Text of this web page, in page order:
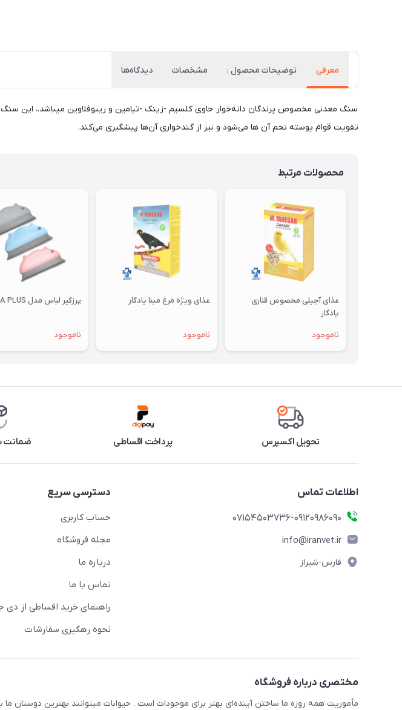
معرفی توضیحات محصول : مشخصات دیدگاه‌ها
سنگ معدنی مخصوص پرندگان دانه‌خوار حاوی کلسیم -زینک -تیامین و ریبوفلاوین میباشد.، این سنگ
تقویت قوام پوسته تخم آن ها می‌شود و نیز از گندخواری آن‌ها پیشگیری می‌کند.
محصولات مرتبط
غذای آجیلی مخصوص قناری
یادگار
ناموجود
غذای ویژه مرغ مینا یادگار
ناموجود
پرزگیر لباس مدل LINDA PLUS
ناموجود
تحویل اکسپرس پرداخت اقساطی ضمانت
اطلاعات تماس
07154503736-09120986090
info@iranvet.ir
فارس-شیراز
دسترسی سریع
حساب کاربری
مجله فروشگاه
درباره ما
تماس با ما
راهنمای خرید اقساطی از دی
نحوه رهگیری سفارشات
مختصری درباره فروشگاه
مأموریت همه روزه ما ساختن آینده‌ای بهتر برای موجودات است . حیوانات میتوانند بهترین دوستان